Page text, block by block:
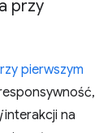
przy
pierwszym
interakcji na